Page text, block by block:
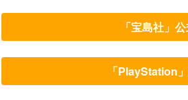
「宝島社」
「PlayStation